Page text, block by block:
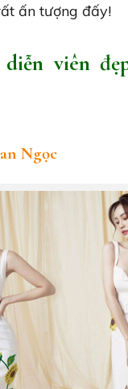
ấn tượng đấy!
viên
Ngọc